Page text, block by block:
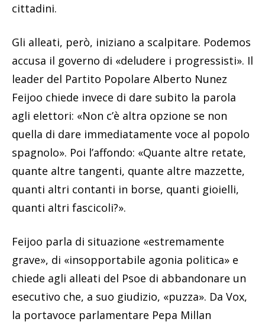
cittadini.
Gli alleati, però, iniziano a scalpitare. Podemos
accusa il governo di «deludere i progressisti». Il
leader del Partito Popolare Alberto Nunez
Feijoo chiede invece di dare subito la parola
agli elettori: «Non c’è altra opzione se non
quella di dare immediatamente voce al popolo
spagnolo». Poi l’affondo: «Quante altre retate,
quante altre tangenti, quante altre mazzette,
quanti altri contanti in borse, quanti gioielli,
quanti altri fascicoli?».
Feijoo parla di situazione «estremamente
grave», di «insopportabile agonia politica» e
chiede agli alleati del Psoe di abbandonare un
esecutivo che, a suo giudizio, «puzza». Da Vox,
la portavoce parlamentare Pepa Millan